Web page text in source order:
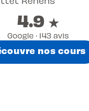
4.9 ★
Google · 143 avis
nos cours